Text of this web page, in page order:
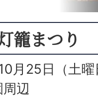
籠まつり
月25日（土曜
辺